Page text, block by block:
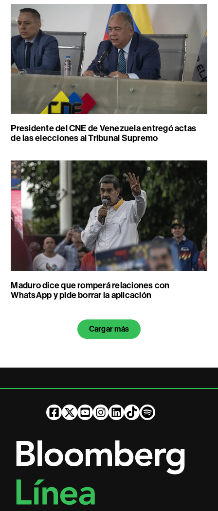
Presidente del CNE de Venezuela entregó actas
de las elecciones al Tribunal Supremo
Maduro dice que romperá relaciones con
WhatsApp y pide borrar la aplicación
Cargar más